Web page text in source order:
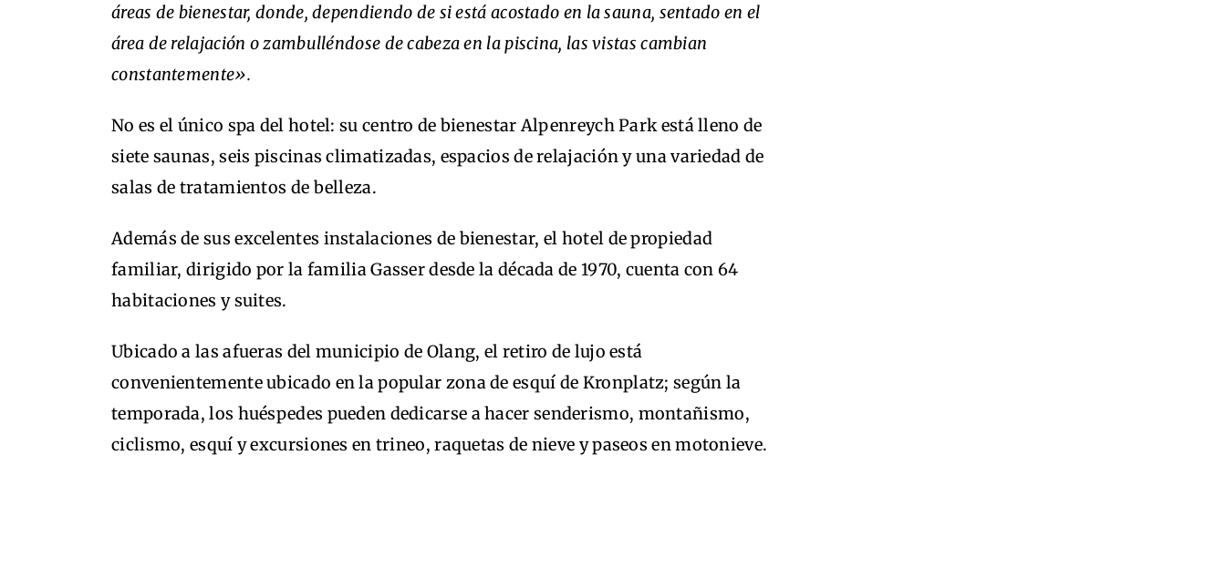
áreas de bienestar, donde, dependiendo de si está acostado en la sauna, sentado en el
área de relajación o zambulléndose de cabeza en la piscina, las vistas cambian
constantemente».
No es el único spa del hotel: su centro de bienestar Alpenreych Park está lleno de
siete saunas, seis piscinas climatizadas, espacios de relajación y una variedad de
salas de tratamientos de belleza.
Además de sus excelentes instalaciones de bienestar, el hotel de propiedad
familiar, dirigido por la familia Gasser desde la década de 1970, cuenta con 64
habitaciones y suites.
Ubicado a las afueras del municipio de Olang, el retiro de lujo está
convenientemente ubicado en la popular zona de esquí de Kronplatz; según la
temporada, los huéspedes pueden dedicarse a hacer senderismo, montañismo,
ciclismo, esquí y excursiones en trineo, raquetas de nieve y paseos en motonieve.